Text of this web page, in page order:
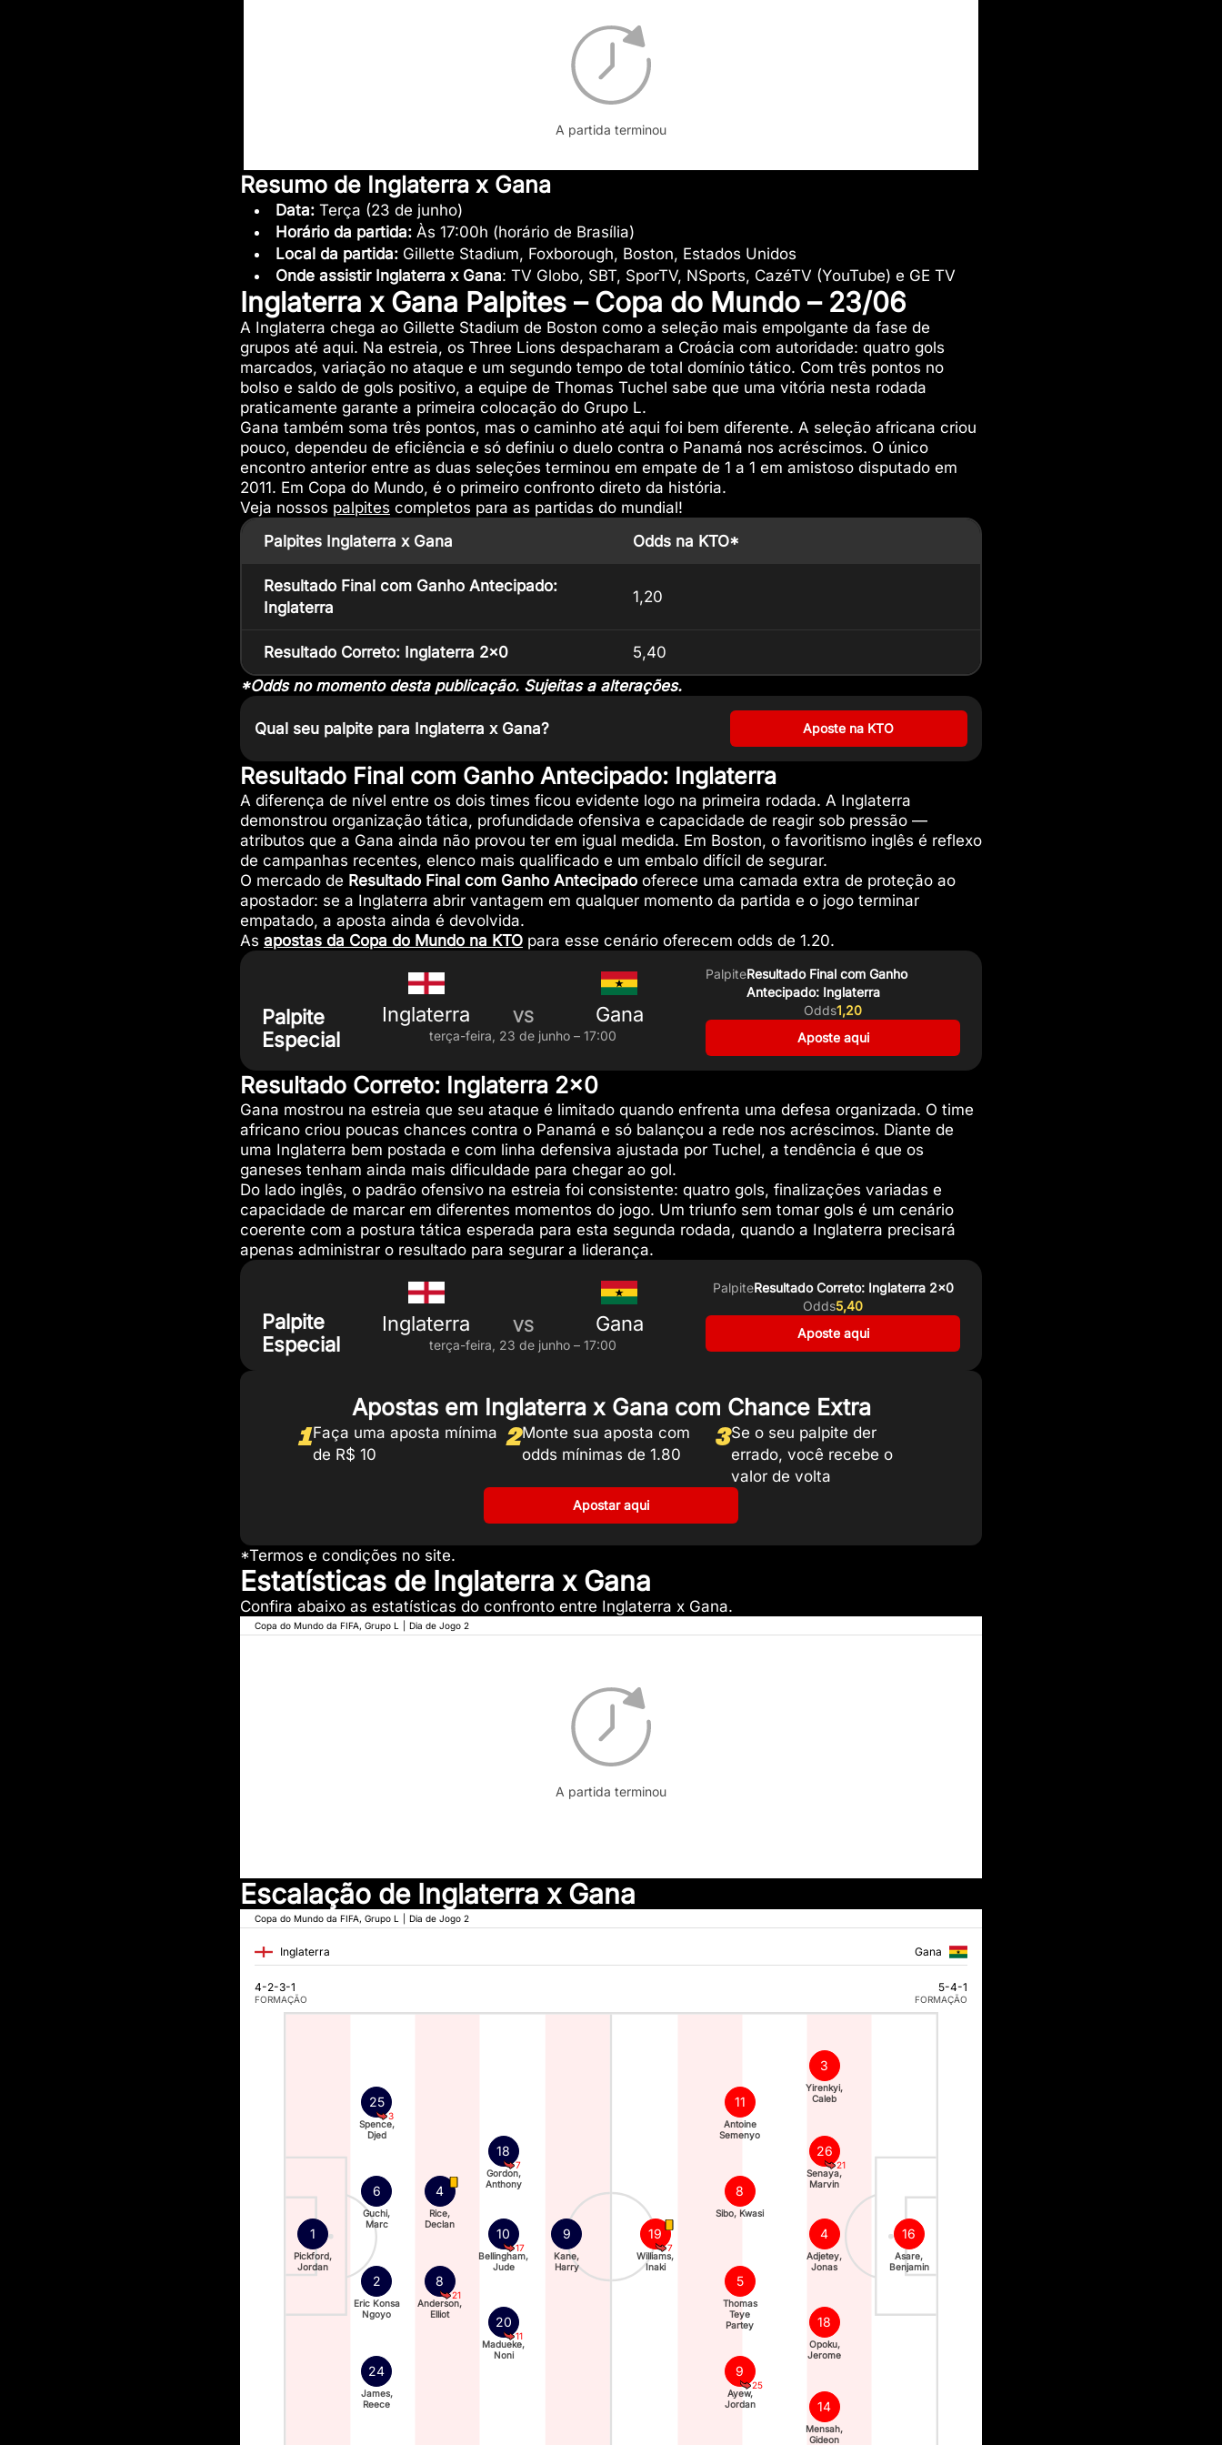
A partida terminou
Resumo de Inglaterra x Gana
Data: Terça (23 de junho)
Horário da partida: Às 17:00h (horário de Brasília)
Local da partida: Gillette Stadium, Foxborough, Boston, Estados Unidos
Onde assistir Inglaterra x Gana: TV Globo, SBT, SporTV, NSports, CazéTV (YouTube) e GE TV
Inglaterra x Gana Palpites – Copa do Mundo – 23/06
A Inglaterra chega ao Gillette Stadium de Boston como a seleção mais empolgante da fase de
grupos até aqui. Na estreia, os Three Lions despacharam a Croácia com autoridade: quatro gols
marcados, variação no ataque e um segundo tempo de total domínio tático. Com três pontos no
bolso e saldo de gols positivo, a equipe de Thomas Tuchel sabe que uma vitória nesta rodada
praticamente garante a primeira colocação do Grupo L.
Gana também soma três pontos, mas o caminho até aqui foi bem diferente. A seleção africana criou
pouco, dependeu de eficiência e só definiu o duelo contra o Panamá nos acréscimos. O único
encontro anterior entre as duas seleções terminou em empate de 1 a 1 em amistoso disputado em
2011. Em Copa do Mundo, é o primeiro confronto direto da história.
Veja nossos palpites completos para as partidas do mundial!
Palpites Inglaterra x Gana
Odds na KTO*
Resultado Final com Ganho Antecipado:
Inglaterra
1,20
Resultado Correto: Inglaterra 2×0
5,40
*Odds no momento desta publicação. Sujeitas a alterações.
Qual seu palpite para Inglaterra x Gana? Aposte na KTO
Resultado Final com Ganho Antecipado: Inglaterra
A diferença de nível entre os dois times ficou evidente logo na primeira rodada. A Inglaterra
demonstrou organização tática, profundidade ofensiva e capacidade de reagir sob pressão —
atributos que a Gana ainda não provou ter em igual medida. Em Boston, o favoritismo inglês é reflexo
de campanhas recentes, elenco mais qualificado e um embalo difícil de segurar.
O mercado de Resultado Final com Ganho Antecipado oferece uma camada extra de proteção ao
apostador: se a Inglaterra abrir vantagem em qualquer momento da partida e o jogo terminar
empatado, a aposta ainda é devolvida.
As apostas da Copa do Mundo na KTO para esse cenário oferecem odds de 1.20.
Palpite
Especial
Inglaterra VS Gana
terça-feira, 23 de junho – 17:00
PalpiteResultado Final com Ganho
Antecipado: Inglaterra
Odds1,20
Aposte aqui
Resultado Correto: Inglaterra 2×0
Gana mostrou na estreia que seu ataque é limitado quando enfrenta uma defesa organizada. O time
africano criou poucas chances contra o Panamá e só balançou a rede nos acréscimos. Diante de
uma Inglaterra bem postada e com linha defensiva ajustada por Tuchel, a tendência é que os
ganeses tenham ainda mais dificuldade para chegar ao gol.
Do lado inglês, o padrão ofensivo na estreia foi consistente: quatro gols, finalizações variadas e
capacidade de marcar em diferentes momentos do jogo. Um triunfo sem tomar gols é um cenário
coerente com a postura tática esperada para esta segunda rodada, quando a Inglaterra precisará
apenas administrar o resultado para segurar a liderança.
Palpite
Especial
Inglaterra VS Gana
terça-feira, 23 de junho – 17:00
PalpiteResultado Correto: Inglaterra 2×0
Odds5,40
Aposte aqui
Apostas em Inglaterra x Gana com Chance Extra
1Faça uma aposta mínima
de R$ 10
2Monte sua aposta com
odds mínimas de 1.80
3Se o seu palpite der
errado, você recebe o
valor de volta
Apostar aqui
*Termos e condições no site.
Estatísticas de Inglaterra x Gana
Confira abaixo as estatísticas do confronto entre Inglaterra x Gana.
Copa do Mundo da FIFA, Grupo L Dia de Jogo 2
A partida terminou
Escalação de Inglaterra x Gana
Copa do Mundo da FIFA, Grupo L Dia de Jogo 2
Inglaterra Gana
4-2-3-1
FORMAÇÃO
5-4-1
FORMAÇÃO
1
Pickford,
Jordan
24
James,
Reece
2
Eric Konsa
Ngoyo
6
Guchi,
Marc
25
Spence,
Djed
3
8
Anderson,
Elliot
21
4
Rice,
Declan
20
Madueke,
Noni
11
10
Bellingham,
Jude
17
18
Gordon,
Anthony
7
9
Kane,
Harry
16
Asare,
Benjamin
3
Yirenkyi,
Caleb
26
Senaya,
Marvin
21
4
Adjetey,
Jonas
18
Opoku,
Jerome
14
Mensah,
Gideon
11
Antoine
Semenyo
8
Sibo, Kwasi
5
Thomas
Teye
Partey
9
Ayew,
Jordan
25
19
Williams,
Inaki
7